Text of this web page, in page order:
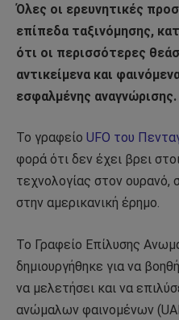
Όλες οι ερευνητικές
επίπεδα ταξινόμησης,
ότι οι περισσότερες
αντικείμενα και
εσφαλμένης αναγνώρισης.
Το γραφείο UFO του
φορά ότι δεν έχει βρει
τεχνολογίας στον ουρανό,
στην αμερικανική έρημο.
Το Γραφείο Επίλυσης
δημιουργήθηκε για να
να μελετήσει και να
ανώμαλων φαινομένων